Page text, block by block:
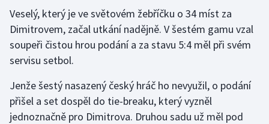
Florbal
Futsal
Golf
Gymnastika
Veselý, který je ve světovém žebříčku o 34 míst za
Dimitrovem, začal utkání nadějně. V šestém gamu vzal
soupeři čistou hrou podání a za stavu 5:4 měl při svém
servisu setbol.
Jenže šestý nasazený český hráč ho nevyužil, o podání
přišel a set dospěl do tie-breaku, který vyzněl
jednoznačně pro Dimitrova. Druhou sadu už měl pod